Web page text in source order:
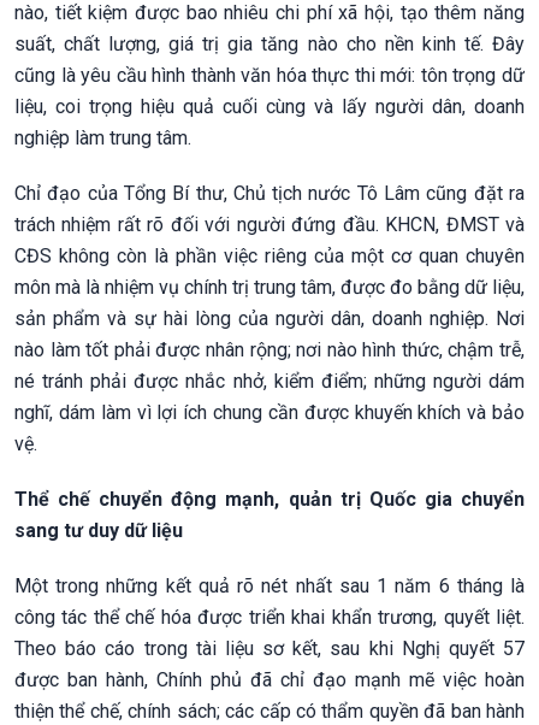
nào, tiết kiệm được bao nhiêu chi phí xã hội, tạo thêm năng
suất, chất lượng, giá trị gia tăng nào cho nền kinh tế. Đây
cũng là yêu cầu hình thành văn hóa thực thi mới: tôn trọng dữ
liệu, coi trọng hiệu quả cuối cùng và lấy người dân, doanh
nghiệp làm trung tâm.
Chỉ đạo của Tổng Bí thư, Chủ tịch nước Tô Lâm cũng đặt ra
trách nhiệm rất rõ đối với người đứng đầu. KHCN, ĐMST và
CĐS không còn là phần việc riêng của một cơ quan chuyên
môn mà là nhiệm vụ chính trị trung tâm, được đo bằng dữ liệu,
sản phẩm và sự hài lòng của người dân, doanh nghiệp. Nơi
nào làm tốt phải được nhân rộng; nơi nào hình thức, chậm trễ,
né tránh phải được nhắc nhở, kiểm điểm; những người dám
nghĩ, dám làm vì lợi ích chung cần được khuyến khích và bảo
vệ.
Thể chế chuyển động mạnh, quản trị Quốc gia chuyển
sang tư duy dữ liệu
Một trong những kết quả rõ nét nhất sau 1 năm 6 tháng là
công tác thể chế hóa được triển khai khẩn trương, quyết liệt.
Theo báo cáo trong tài liệu sơ kết, sau khi Nghị quyết 57
được ban hành, Chính phủ đã chỉ đạo mạnh mẽ việc hoàn
thiện thể chế, chính sách; các cấp có thẩm quyền đã ban hành